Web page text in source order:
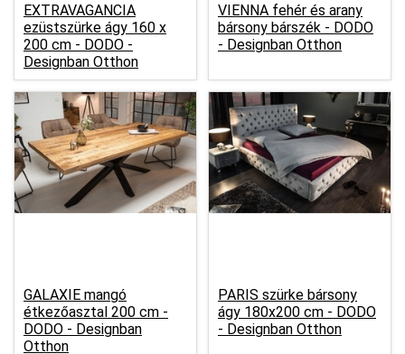
EXTRAVAGANCIA
ezüstszürke ágy 160 x
200 cm - DODO -
Designban Otthon
VIENNA fehér és arany
bársony bárszék - DODO
- Designban Otthon
GALAXIE mangó
étkezőasztal 200 cm -
DODO - Designban
Otthon
PARIS szürke bársony
ágy 180x200 cm - DODO
- Designban Otthon